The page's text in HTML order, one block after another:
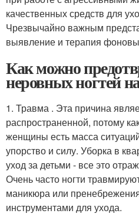
качественных средств для
Чрезвычайно важным
выявление и терапия
Как можно
неровных ногтей
1. Травма . Эта причина
распространенной, потому
женщины есть масса
упорство и силу. Уборка в
уход за детьми - все это
Очень часто ногти
маникюра или
инструментами для ухода.